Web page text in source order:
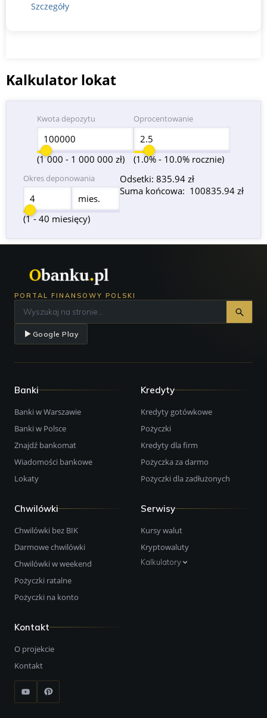
Szczegóły
Kalkulator lokat
Kwota depozytu
(1 000 - 1 000 000 zł)
Oprocentowanie
(1.0% - 10.0% rocznie)
Okres deponowania
mies.
(1 - 40 miesięcy)
Odsetki:835.94 zł
Suma końcowa: 100835.94 zł
PORTAL FINANSOWY POLSKI
Google Play
Banki
Banki w Warszawie
Banki w Polsce
Znajdź bankomat
Wiadomości bankowe
Lokaty
Kredyty
Kredyty gotówkowe
Pożyczki
Kredyty dla firm
Pożyczka za darmo
Pożyczki dla zadłużonych
Chwilówki
Chwilówki bez BIK
Darmowe chwilówki
Chwilówki w weekend
Pożyczki ratalne
Pożyczki na konto
Serwisy
Kursy walut
Kryptowaluty
Kalkulatory
Kontakt
O projekcie
Kontakt